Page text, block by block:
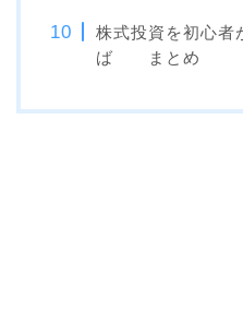
株式投資を初心者
ば まとめ